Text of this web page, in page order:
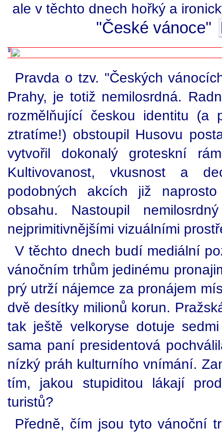
ale v těchto dnech hořký a
"České vánoce"
Pravda o tzv. "Českých
Prahy, je totiž nemilosrdná.
rozmělňující českou identitu
ztratíme!) obstoupil Husovu
vytvořil dokonalý groteskní
Kultivovanost, vkusnost a
podobných akcích již
obsahu. Nastoupil
nejprimitivnějšími vizuálními
V těchto dnech budí mediální
vánočním trhům jedinému
prý utrží nájemce za pronájem
dvě desítky milionů korun.
tak ještě velkoryse dotuje
sama paní presidentová
nízký práh kulturního vnímání.
tím, jakou stupiditou lákají
turistů?
Předně, čím jsou tyto vánoční